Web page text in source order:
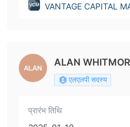
VANTAGE CAPITAL
ALAN
एलएलपी सदस्य
प्रारंभ तिथि